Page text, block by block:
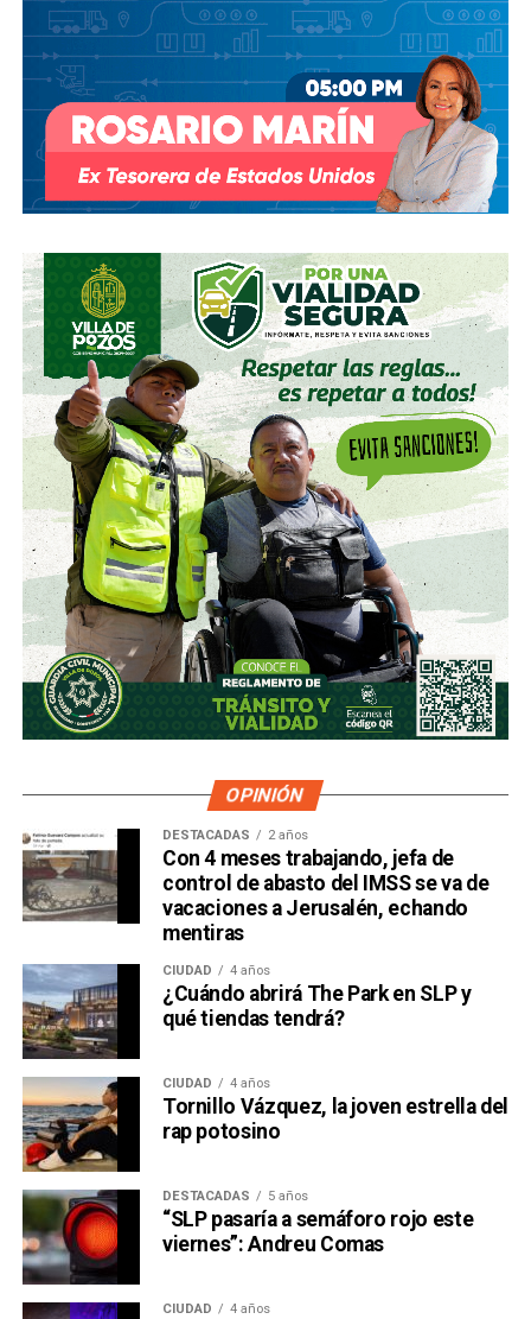
OPINIÓN
DESTACADAS 2 años
Con 4 meses trabajando, jefa de
control de abasto del IMSS se va de
vacaciones a Jerusalén, echando
mentiras
CIUDAD 4 años
¿Cuándo abrirá The Park en SLP y
qué tiendas tendrá?
CIUDAD 4 años
Tornillo Vázquez, la joven estrella del
rap potosino
DESTACADAS 5 años
“SLP pasaría a semáforo rojo este
viernes”: Andreu Comas
CIUDAD 4 años